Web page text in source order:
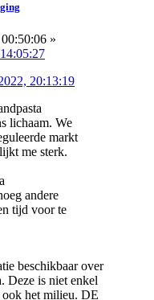
»
20:13:19
lichaam. We
markt
me sterk.
andere
tijd voor te
beschikbaar over
Deze is niet enkel
ook het milieu. DE